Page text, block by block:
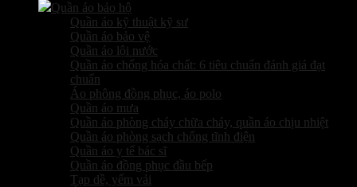
Quần áo bảo hộ
Quần áo kỹ thuật kỹ sư
Quần áo bảo vệ
Quần áo lội nước
Quần áo chống hóa chất: 6 tiêu chuẩn đánh giá đạt
chuẩn
Áo phông đồng phục, áo polo
Quần áo mưa
Quần áo phòng cháy chữa cháy, quần áo chịu nhiệt
Quần áo phòng sạch chống tĩnh điện
Quần áo y tế bác sĩ
Quần áo đồng phục đầu bếp
Tạp dề, yếm vải